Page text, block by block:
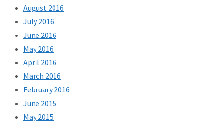
August 2016
July 2016
June 2016
May 2016
April 2016
March 2016
February 2016
June 2015
May 2015